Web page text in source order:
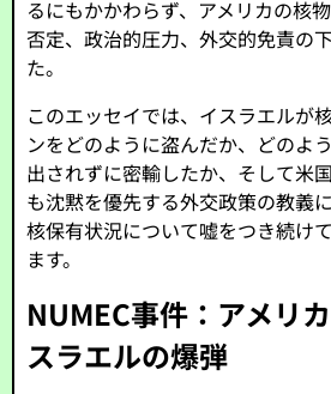
るにもかかわらず、アメリカの核
否定、政治的圧力、外交的免責の
た。
このエッセイでは、イスラエルが
ンをどのように盗んだか、どのよ
出されずに密輸したか、そして米
も沈黙を優先する外交政策の教義
核保有状況について嘘をつき続け
ます。
NUMEC事件：アメリ
スラエルの爆弾